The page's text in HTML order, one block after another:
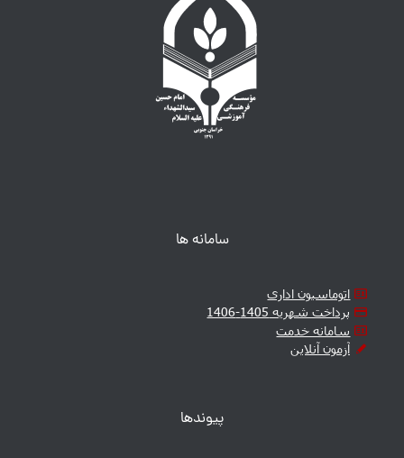
سامانه ها
اتوماسیون اداری
پرداخت شهریه 1405-1406
سامانه خدمت
آزمون آنلاین
پیوندها